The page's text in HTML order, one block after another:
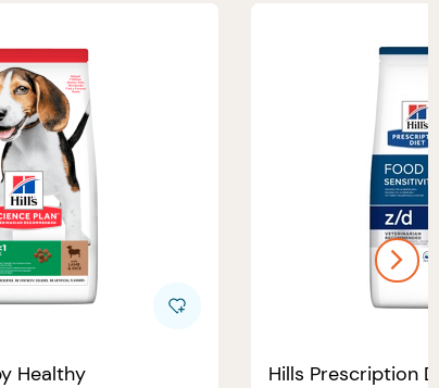
Healthy
Hills Prescription